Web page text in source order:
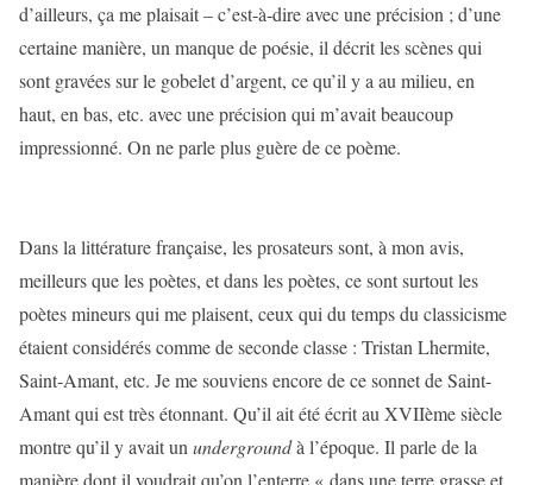
d’ailleurs, ça me plaisait – c’est-à-dire avec une précision ; d’une
certaine manière, un manque de poésie, il décrit les scènes qui
sont gravées sur le gobelet d’argent, ce qu’il y a au milieu, en
haut, en bas, etc. avec une précision qui m’avait beaucoup
impressionné. On ne parle plus guère de ce poème.
Dans la littérature française, les prosateurs sont, à mon avis,
meilleurs que les poètes, et dans les poètes, ce sont surtout les
poètes mineurs qui me plaisent, ceux qui du temps du classicisme
étaient considérés comme de seconde classe : Tristan Lhermite,
Saint-Amant, etc. Je me souviens encore de ce sonnet de Saint-
Amant qui est très étonnant. Qu’il ait été écrit au XVIIème siècle
montre qu’il y avait un undergroundà l’époque. Il parle de la
manière dont il voudrait qu’on l’enterre « dans une terre grasse et